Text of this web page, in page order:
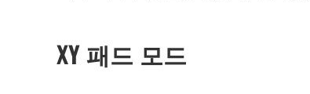
XY 패드 모드